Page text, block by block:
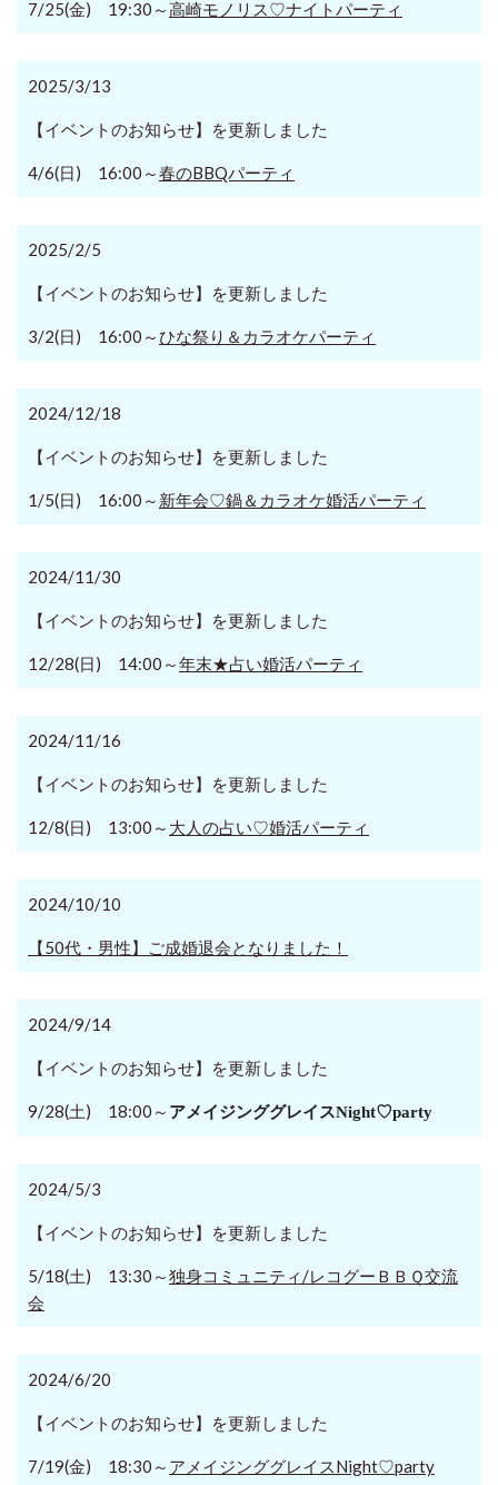
7/25(金) 19:30～高崎モノリス♡ナイトパーティ
2025/3/13
【イベントのお知らせ】を更新しました
4/6(日) 16:00～春のBBQパーティ
2025/2/5
【イベントのお知らせ】を更新しました
3/2(日) 16:00～ひな祭り＆カラオケパーティ
2024/12/18
【イベントのお知らせ】を更新しました
1/5(日) 16:00～ 新年会♡鍋＆カラオケ婚活パーティ
2024/11/30
【イベントのお知らせ】を更新しました
12/28(日) 14:00～年末★占い婚活パーティ
2024/11/16
【イベントのお知らせ】を更新しました
12/8(日) 13:00～ 大人の占い♡婚活パーティ
2024/10/10
【50代・男性】ご成婚退会となりました！
2024/9/14
【イベントのお知らせ】を更新しました
9/28(土) 18:00～ アメイジンググレイスNight♡party
2024/5/3
【イベントのお知らせ】を更新しました
5/18(土) 13:30～独身コミュニティ/レコグーＢＢＱ交流
会
2024/6/20
【イベントのお知らせ】を更新しました
7/19(金) 18:30～ アメイジンググレイスNight♡party